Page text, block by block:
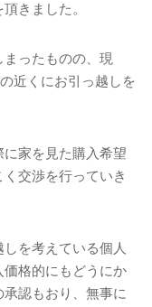
きました。
ったものの、現
近くにお引っ越しを
家を見た購入希望
交渉を行っていき
を考えている個人
価格的にもどうにか
認もおり、無事に